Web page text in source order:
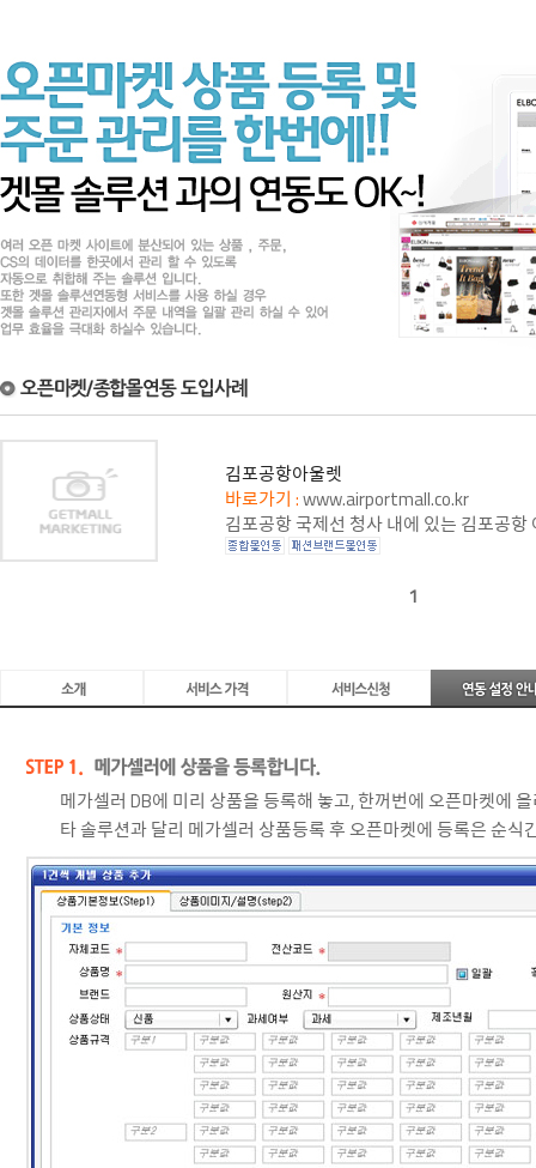
김포공항아울렛
바로가기 :www.airportmall.co.kr
김포공항 국제선 청사 내에 있는 김포공항
1
메가셀러 DB에 미리 상품을 등록해 놓고, 한꺼번에 오픈마켓에
타 솔루션과 달리 메가셀러 상품등록 후 오픈마켓에 등록은 순식